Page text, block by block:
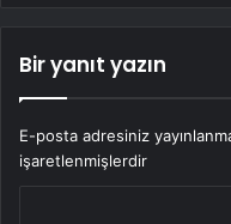
Bir yanıt yazın
E-posta adresiniz
işaretlenmişlerdir